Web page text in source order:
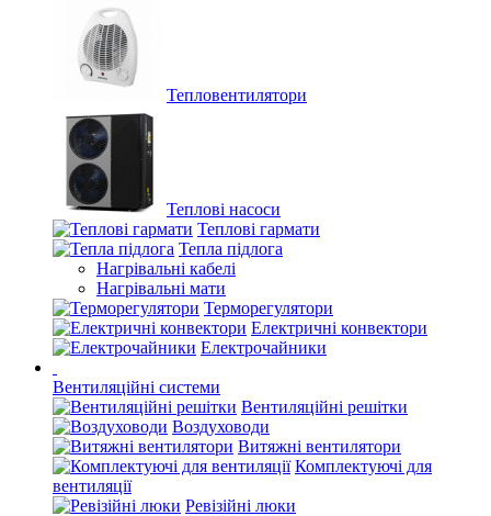
Тепловентилятори
Теплові насоси
Теплові гармати
Тепла підлога
Нагрівальні кабелі
Нагрівальні мати
Терморегулятори
Електричні конвектори
Електрочайники
Вентиляційні системи
Вентиляційні решітки
Воздуховоди
Витяжні вентилятори
Комплектуючі для
вентиляції
Ревізійні люки